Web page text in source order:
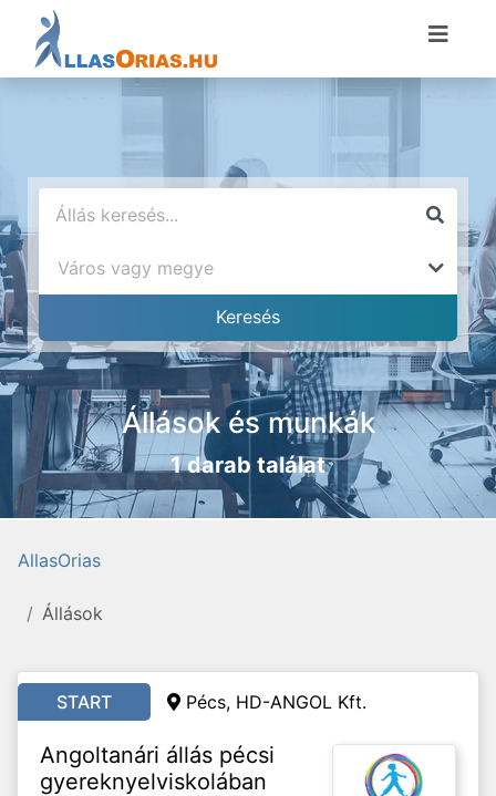
Állások és munkák
1 darab találat
AllasOrias
Állások
START Pécs, HD-ANGOL Kft.
Angoltanári állás pécsi
gyereknyelviskolában